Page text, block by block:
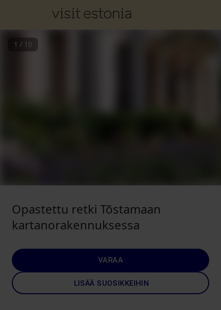
1 / 10
Opastettu retki Tõstamaan
kartanorakennuksessa
VARAA
LISÄÄ SUOSIKKEIHIN